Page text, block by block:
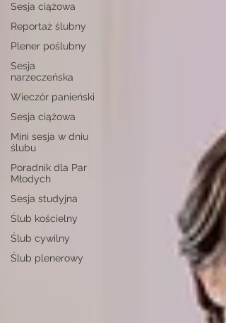
Sesja ciążowa
Reportaż ślubny
Plener poślubny
Sesja
narzeczeńska
Wieczór panieński
Sesja ciążowa
Mini sesja w dniu
ślubu
Poradnik dla Par
Młodych
Sesja studyjna
Ślub kościelny
Ślub cywilny
Ślub plenerowy